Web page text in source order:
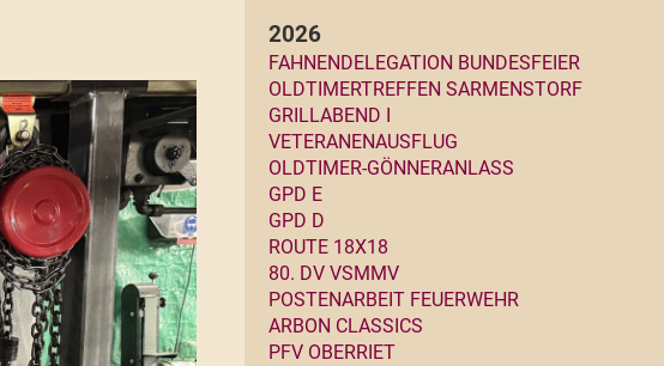
2026
FAHNENDELEGATION BUNDESFEIER
OLDTIMERTREFFEN SARMENSTORF
GRILLABEND I
VETERANENAUSFLUG
OLDTIMER-GÖNNERANLASS
GPD E
GPD D
ROUTE 18X18
80. DV VSMMV
POSTENARBEIT FEUERWEHR
ARBON CLASSICS
PFV OBERRIET